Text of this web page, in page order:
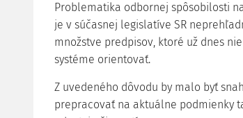
Problematika odbornej spôsobilosti
je v súčasnej legislatíve SR
množstve predpisov, ktoré už dnes
systéme orientovať.
Z uvedeného dôvodu by malo byť
prepracovať na aktuálne podmienky